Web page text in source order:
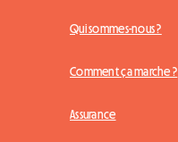
Qui sommes-nous ?
Comment ça marche ?
Assurance